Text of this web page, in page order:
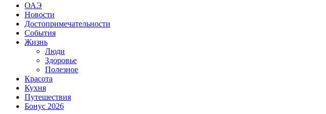
ОАЭ
Новости
Достопримечательности
События
Жизнь
Люди
Здоровье
Полезное
Красота
Кухня
Путешествия
Бонус 2026